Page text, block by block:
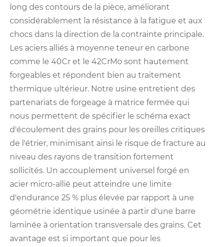
long des contours de la pièce, améliorant
considérablement la résistance à la fatigue et aux
chocs dans la direction de la contrainte principale.
Les aciers alliés à moyenne teneur en carbone
comme le 40Cr et le 42CrMo sont hautement
forgeables et répondent bien au traitement
thermique ultérieur. Notre usine entretient des
partenariats de forgeage à matrice fermée qui
nous permettent de spécifier le schéma exact
d'écoulement des grains pour les oreilles critiques
de l'étrier, minimisant ainsi le risque de fracture au
niveau des rayons de transition fortement
sollicités. Un accouplement universel forgé en
acier micro-allié peut atteindre une limite
d'endurance 25 % plus élevée par rapport à une
géométrie identique usinée à partir d'une barre
laminée à orientation transversale des grains. Cet
avantage est si important que pour les